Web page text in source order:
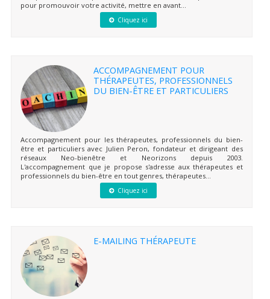
pour promouvoir votre activité, mettre en avant...
Cliquez ici
ACCOMPAGNEMENT POUR
THÉRAPEUTES, PROFESSIONNELS
DU BIEN-ÊTRE ET PARTICULIERS
Accompagnement pour les thérapeutes, professionnels du bien-
être et particuliers avec Julien Peron, fondateur et dirigeant des
réseaux Neo-bienêtre et Neorizons depuis 2003.
L'accompagnement que je propose s'adresse aux thérapeutes et
professionnels du bien-être en tout genres, thérapeutes...
Cliquez ici
E-MAILING THÉRAPEUTE